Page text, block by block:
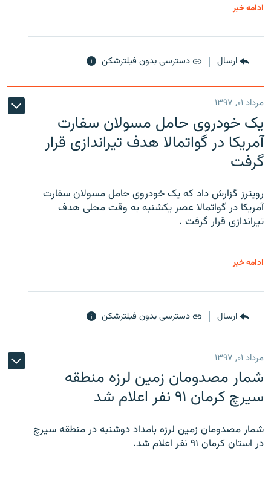
ادامه خبر
ارسال دسترسی بدون فیلترشکن
مرداد ۰۱, ۱۳۹۷
یک خودروی حامل مسولان سفارت
آمریکا در گواتمالا هدف تیراندازی قرار
گرفت
رویترز گزارش داد که یک خودروی حامل مسولان سفارت
آمریکا در گواتمالا عصر یکشنبه به وقت محلی هدف
تیراندازی قرار گرفت .
ادامه خبر
ارسال دسترسی بدون فیلترشکن
مرداد ۰۱, ۱۳۹۷
شمار مصدومان زمین لرزه منطقه
سیرچ کرمان ۹۱ نفر اعلام شد
شمار مصدومان زمین لرزه بامداد دوشنبه در منطقه سیرچ
در استان کرمان ۹۱ نفر اعلام شد.